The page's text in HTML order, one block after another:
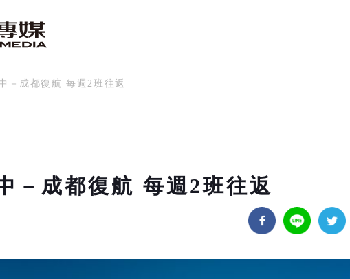
－成都復航 每週2班往返
－成都復航 每週2班往返